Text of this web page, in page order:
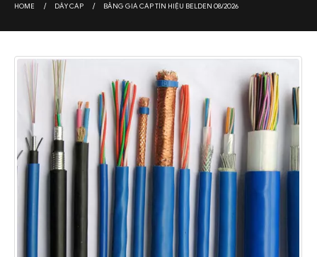
HOME DÂY CÁP BẢNG GIÁ CÁP TÍN HIỆU BELDEN 08/2026